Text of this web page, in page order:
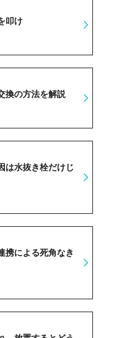
叩け
換の方法を解説
は水抜き栓だけじ
携による死角なき